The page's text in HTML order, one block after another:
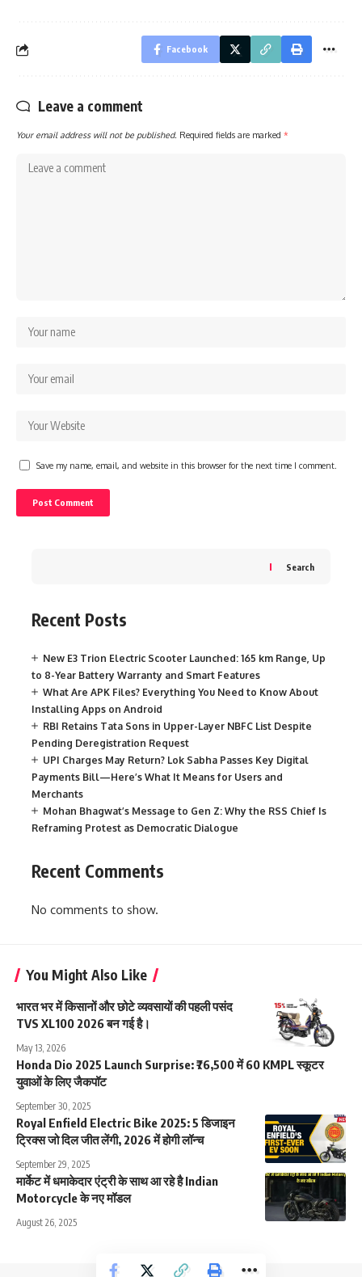
Facebook
Leave a comment
Your email address will not be published. Required fields are marked *
Save my name, email, and website in this browser for the next time I comment.
Search
Recent Posts
New E3 Trion Electric Scooter Launched: 165 km Range, Up
to 8-Year Battery Warranty and Smart Features
What Are APK Files? Everything You Need to Know About
Installing Apps on Android
RBI Retains Tata Sons in Upper-Layer NBFC List Despite
Pending Deregistration Request
UPI Charges May Return? Lok Sabha Passes Key Digital
Payments Bill—Here’s What It Means for Users and
Merchants
Mohan Bhagwat’s Message to Gen Z: Why the RSS Chief Is
Reframing Protest as Democratic Dialogue
Recent Comments
No comments to show.
You Might Also Like
भारत भर में किसानों और छोटे व्यवसायों की पहली पसंद
TVS XL100 2026 बन गई है।
May 13, 2026
Honda Dio 2025 Launch Surprise: ₹76,500 में 60 KMPL स्कूटर
युवाओं के लिए जैकपॉट
September 30, 2025
Royal Enfield Electric Bike 2025: 5 डिजाइन
ट्रिक्स जो दिल जीत लेंगी, 2026 में होगी लॉन्च
September 29, 2025
मार्केट में धमाकेदार एंट्री के साथ आ रहे है Indian
Motorcycle के नए मॉडल
August 26, 2025